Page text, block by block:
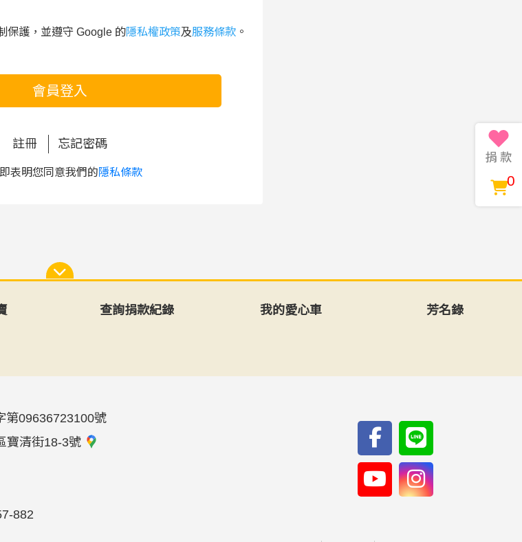
保護，並遵守 Google 的隱私權政策及服務條款 。
會員登入
註冊 忘記密碼
表明您同意我們的隱私條款
查詢捐款紀錄 我的愛心車 芳名錄
第09636723100號
寶清街18-3號
882
0